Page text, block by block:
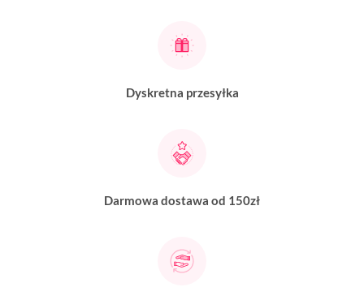
Dyskretna przesyłka
Darmowa dostawa od 150zł